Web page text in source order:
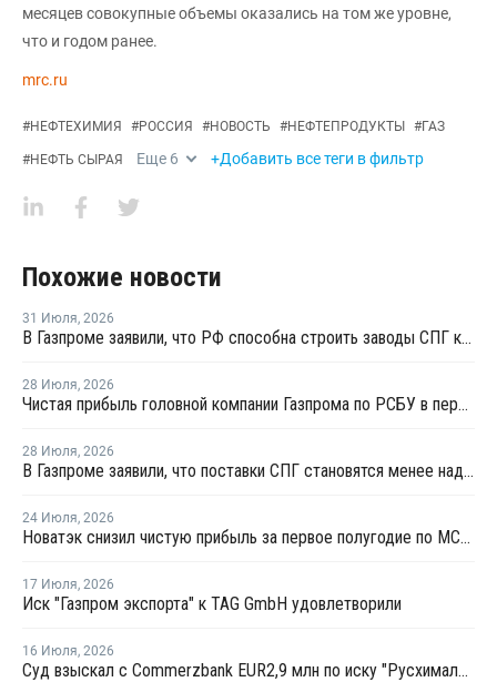
месяцев совокупные объемы оказались на том же уровне,
что и годом ранее.
mrc.ru
#НЕФТЕХИМИЯ #РОССИЯ #НОВОСТЬ #НЕФТЕПРОДУКТЫ #ГАЗ
#НЕФТЬ СЫРАЯ Еще 6 +Добавить все теги в фильтр
Похожие новости
31 Июля, 2026
В Газпроме заявили, что РФ способна строить заводы СПГ как у себя, так и за рубежом
28 Июля, 2026
Чистая прибыль головной компании Газпрома по РСБУ в первом полугодии составила 78 млрд рублей
28 Июля, 2026
В Газпроме заявили, что поставки СПГ становятся менее надежным способом газоснабжения
24 Июля, 2026
Новатэк снизил чистую прибыль за первое полугодие по МСФО на 3,1%
17 Июля, 2026
Иск "Газпром экспорта" к TAG GmbH удовлетворили
16 Июля, 2026
Суд взыскал с Commerzbank EUR2,9 млн по иску "Русхимальянса"